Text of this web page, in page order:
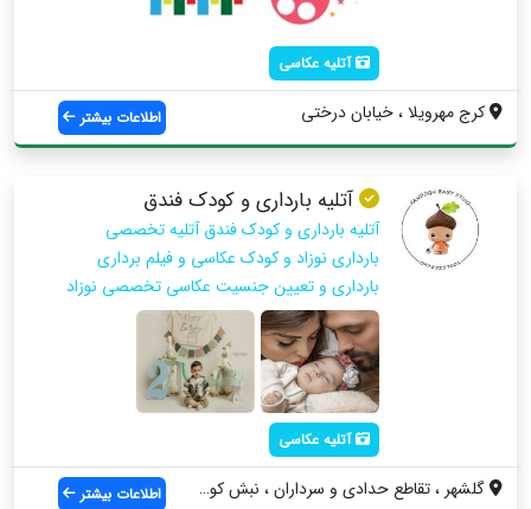
آتلیه عکاسی
کرج مهرویلا ، خیابان درختی اطلاعات بیشتر
آتلیه بارداری و کودک فندق
آتلیه بارداری و کودک فندق آتلیه تخصصی
بارداری نوزاد و کودک عکاسی و فیلم برداری
بارداری و تعیین جنسیت عکاسی تخصصی نوزاد
آتلیه عکاسی
گلشهر ، تقاطع حدادی و سرداران ، نبش کوچه... اطلاعات بیشتر